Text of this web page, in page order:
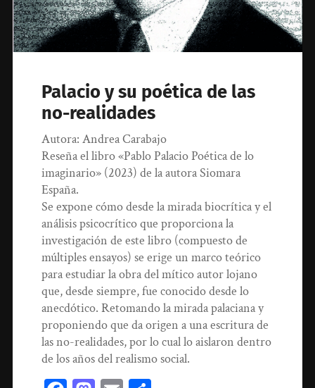
Palacio y su poética de las
no-realidades
Autora: Andrea Carabajo
Reseña el libro «Pablo Palacio Poética de lo
imaginario» (2023) de la autora Siomara
España.
Se expone cómo desde la mirada biocrítica y el
análisis psicocrítico que proporciona la
investigación de este libro (compuesto de
múltiples ensayos) se erige un marco teórico
para estudiar la obra del mítico autor lojano
que, desde siempre, fue conocido desde lo
anecdótico. Retomando la mirada palaciana y
proponiendo que da origen a una escritura de
las no-realidades, por lo cual lo aislaron dentro
de los años del realismo social.